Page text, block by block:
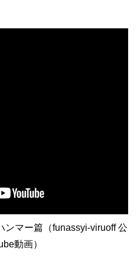
ンマー篇（funassyi-viruoff 公
動画）